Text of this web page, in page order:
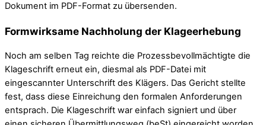
Dokument im PDF-Format zu übersenden.
Formwirksame Nachholung der Klageerhebung
Noch am selben Tag reichte die Prozessbevollmächtigte die
Klageschrift erneut ein, diesmal als PDF-Datei mit
eingescannter Unterschrift des Klägers. Das Gericht stellte
fest, dass diese Einreichung den formalen Anforderungen
entsprach. Die Klageschrift war einfach signiert und über